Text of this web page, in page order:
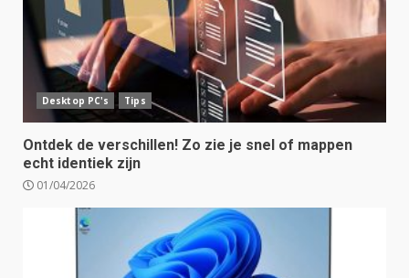
Desktop PC's Tips
Ontdek de verschillen! Zo zie je snel of mappen
echt identiek zijn
01/04/2026